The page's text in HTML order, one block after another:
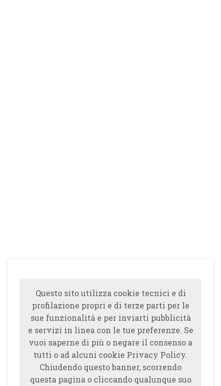
Questo sito utilizza cookie tecnici e di
profilazione propri e di terze parti per le
sue funzionalità e per inviarti pubblicità
e servizi in linea con le tue preferenze. Se
vuoi saperne di più o negare il consenso a
tutti o ad alcuni cookie Privacy Policy.
Chiudendo questo banner, scorrendo
questa pagina o cliccando qualunque suo